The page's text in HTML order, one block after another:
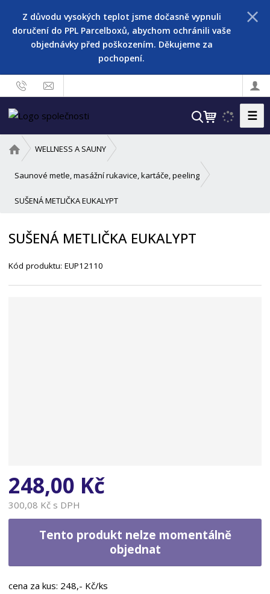
Z důvodu vysokých teplot jsme dočasně vypnuli
doručení do PPL Parcelboxů, abychom ochránili vaše
objednávky před poškozením. Děkujeme za
pochopení.
V
e
☰
v
o
n
t
a
WELLNESS A SAUNY
Saunové metle, masážní rukavice, kartáče, peeling
SUŠENÁ METLIČKA EUKALYPT
SUŠENÁ METLIČKA EUKALYPT
Kód produktu:EUP12110
248,00 Kč
300,08 Kč s DPH
Tento produkt nelze momentálně
objednat
cena za kus: 248,- Kč/ks